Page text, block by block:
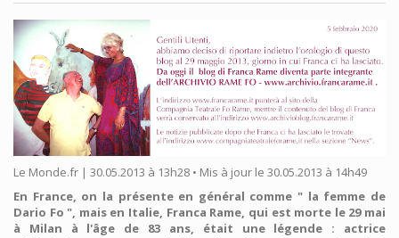
Le Monde.fr | 30.05.2013 à 13h28 • Mis à jour le 30.05.2013 à 14h49
En France, on la présente en général comme " la femme de
Dario Fo ", mais en Italie, Franca Rame, qui est morte le 29 mai
à Milan à l'âge de 83 ans, était une légende : actrice